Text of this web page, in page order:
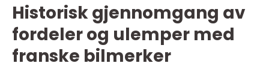
Historisk gjennomgang av
fordeler og ulemper med
franske bilmerker